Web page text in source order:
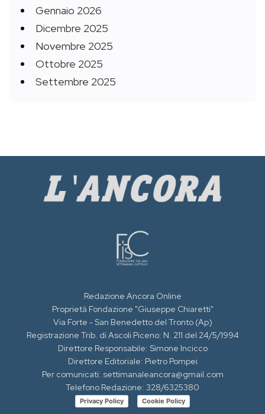
Gennaio 2026
Dicembre 2025
Novembre 2025
Ottobre 2025
Settembre 2025
Redazione Ancora Online
Proprietà Fondazione "Giuseppe Chiaretti"
Via Forte - San Benedetto del Tronto (Ap)
Registrazione Trib. di Ascoli Piceno: N. 211 del 24/5/1994
Direttore Responsabile: Simone Incicco
Direttore Editoriale: Pietro Pompei
Per comunicati: settimanaleancora@gmail.com
Telefono Redazione: 328/6325380
Privacy Policy Cookie Policy